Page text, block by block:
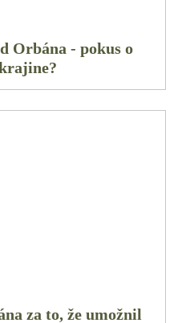
Orbána - pokus o
za to, že umožnil